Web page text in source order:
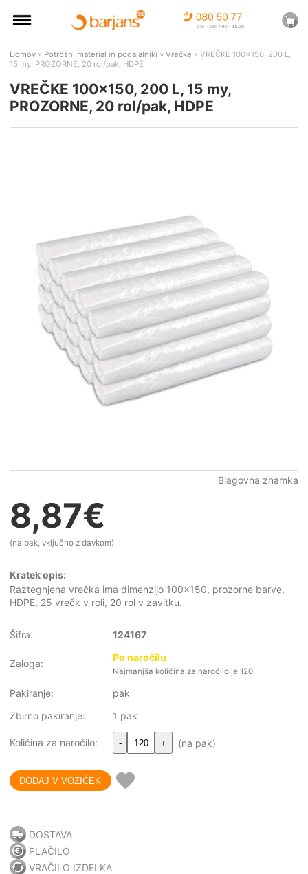
Domov » Potrošni material in podajalniki » Vrečke » VREČKE 100x150, 200 L,
15 my, PROZORNE, 20 rol/pak, HDPE
VREČKE 100x150, 200 L, 15 my,
PROZORNE, 20 rol/pak, HDPE
Blagovna znamka
8,87€
(na pak, vključno z davkom)
Kratek opis:
Raztegnjena vrečka ima dimenzijo 100x150, prozorne barve,
HDPE, 25 vrečk v roli, 20 rol v zavitku.
Šifra: 124167
Zaloga:
Po naročilu
Najmanjša količina za naročilo je 120.
Pakiranje:
pak
Zbirno pakiranje:
1 pak
Količina za naročilo: - + (na pak)
DOSTAVA
PLAČILO
VRAČILO IZDELKA